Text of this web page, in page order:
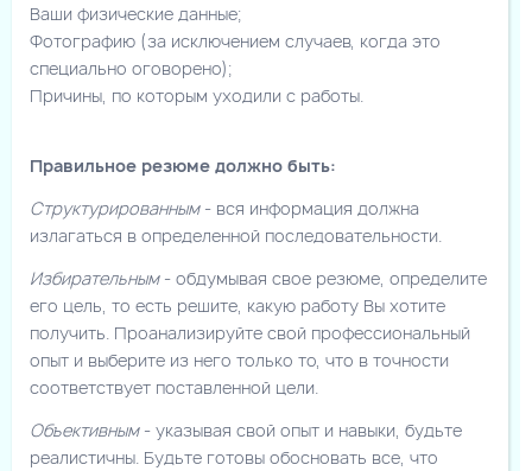
Ваши физические данные;
Фотографию (за исключением случаев, когда это
специально оговорено);
Причины, по которым уходили с работы.
Правильное резюме должно быть:
Структурированным- вся информация должна
излагаться в определенной последовательности.
Избирательным- обдумывая свое резюме, определите
его цель, то есть решите, какую работу Вы хотите
получить. Проанализируйте свой профессиональный
опыт и выберите из него только то, что в точности
соответствует поставленной цели.
Объективным- указывая свой опыт и навыки, будьте
реалистичны. Будьте готовы обосновать все, что